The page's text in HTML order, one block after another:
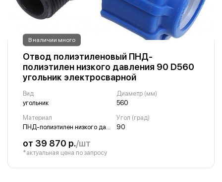
В наличии много
Отвод полиэтиленовый ПНД-
полиэтилен низкого давления 90 D560
угольник электросварной
Вид
угольник
Диаметр (мм)
560
Материал
Угол (град)
90
от 39 870 р./шт
*актуальная цена по запросу